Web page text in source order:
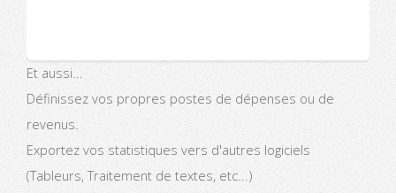
Et aussi...
Définissez vos propres postes de dépenses ou de
revenus.
Exportez vos statistiques vers d'autres logiciels
(Tableurs, Traitement de textes, etc...)